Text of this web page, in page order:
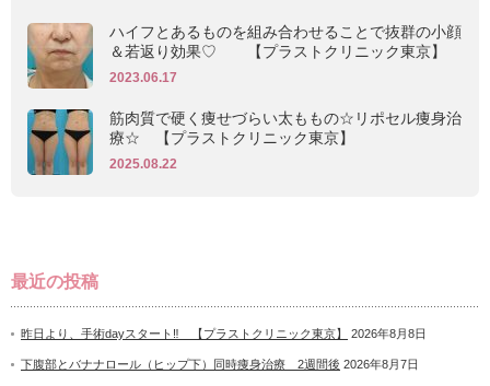
ハイフとあるものを組み合わせることで抜群の小顔
＆若返り効果♡ 【プラストクリニック東京】
2023.06.17
筋肉質で硬く痩せづらい太ももの☆リポセル痩身治
療☆ 【プラストクリニック東京】
2025.08.22
最近の投稿
昨日より、手術dayスタート‼ 【プラストクリニック東京】 2026年8月8日
下腹部とバナナロール（ヒップ下）同時痩身治療 2週間後 2026年8月7日